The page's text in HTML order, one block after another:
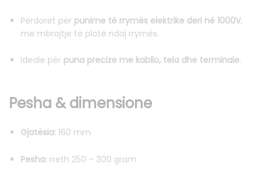
Përdoret për punime të rrymës elektrike deri në 1000V,
me mbrojtje të plotë ndaj rrymës.
Ideale për puna precize me kabllo, tela dhe terminale.
Pesha & dimensione
Gjatësia: 160 mm
Pesha: rreth 250 – 300 gram